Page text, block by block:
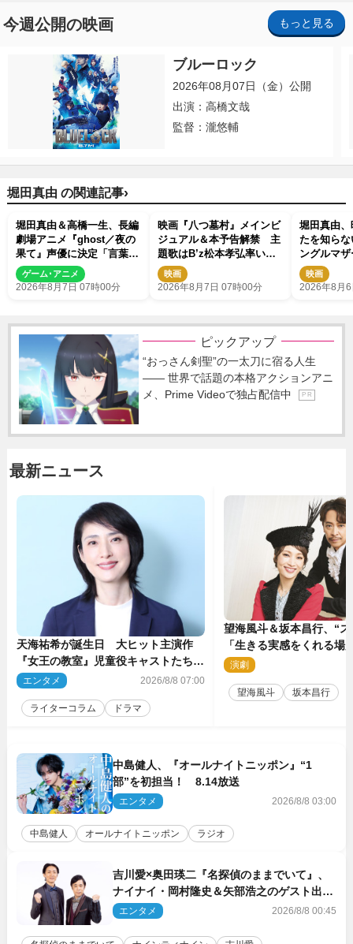
今週公開の映画 もっと見る
ブルーロック
2026年08月07日（金）公開
出演：高橋文哉
監督：瀧悠輔
堀田真由 の関連記事›
堀田真由＆高橋一生、長編
劇場アニメ『ghost／夜の
果て』声優に決定「言葉に
はできない沢山の感情を思
い出しました」
ゲーム･アニメ
2026年8月7日 07時00分
映画『八つ墓村』メインビ
ジュアル＆本予告解禁 主
題歌はB’z松本孝弘率いる
TMG「DOOM」に決定
映画
2026年8月7日 07時00分
堀田真由
たを知ら
ングルマ
映画
2026年8月
ピックアップ
“おっさん剣聖”の一太刀に宿る人生
―― 世界で話題の本格アクションアニ
メ、Prime Videoで独占配信中
P R
最新ニュース
天海祐希が誕生日 大ヒット主演作
『女王の教室』児童役キャストたちの
現在
エンタメ 2026/8/8 07:00
ライターコラム ドラマ
望海風斗＆坂本昌行、“
「生きる実感をくれる
を走り続ける原動力を語
演劇
望海風斗 坂本昌行
中島健人、『オールナイトニッポン』“1
部”を初担当！ 8.14放送
エンタメ 2026/8/8 03:00
中島健人 オールナイトニッポン ラジオ
吉川愛×奥田瑛二『名探偵のままでいて』、
ナイナイ・岡村隆史＆矢部浩之のゲスト出演
が決定！
エンタメ 2026/8/8 00:45